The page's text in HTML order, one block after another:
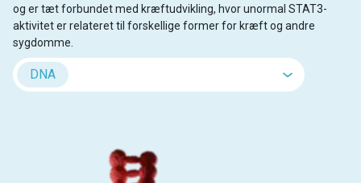
og er tæt forbundet med kræftudvikling, hvor unormal STAT3-
aktivitet er relateret til forskellige former for kræft og andre
sygdomme.
DNA